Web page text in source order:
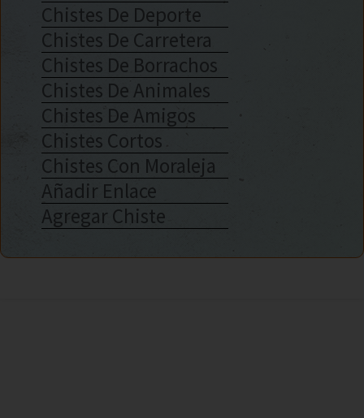
Chistes De Deporte
Chistes De Carretera
Chistes De Borrachos
Chistes De Animales
Chistes De Amigos
Chistes Cortos
Chistes Con Moraleja
Añadir Enlace
Agregar Chiste